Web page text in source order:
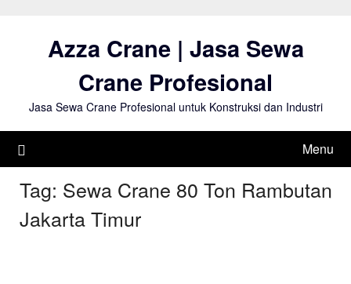
Azza Crane | Jasa Sewa
Crane Profesional
Jasa Sewa Crane Profesional untuk Konstruksi dan Industri
Menu
Tag: Sewa Crane 80 Ton Rambutan
Jakarta Timur